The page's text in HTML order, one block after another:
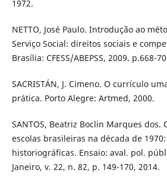
1972.
NETTO, José Paulo. Introdução ao
Serviço Social: direitos sociais e
Brasília: CFESS/ABEPSS, 2009. p.668-
SACRISTÁN, J. Cimeno. O currículo
prática. Porto Alegre: Artmed, 2000.
SANTOS, Beatriz Boclin Marques dos.
escolas brasileiras na década de
historiográficas. Ensaio: aval. pol.
Janeiro, v. 22, n. 82, p. 149-170, 2014.